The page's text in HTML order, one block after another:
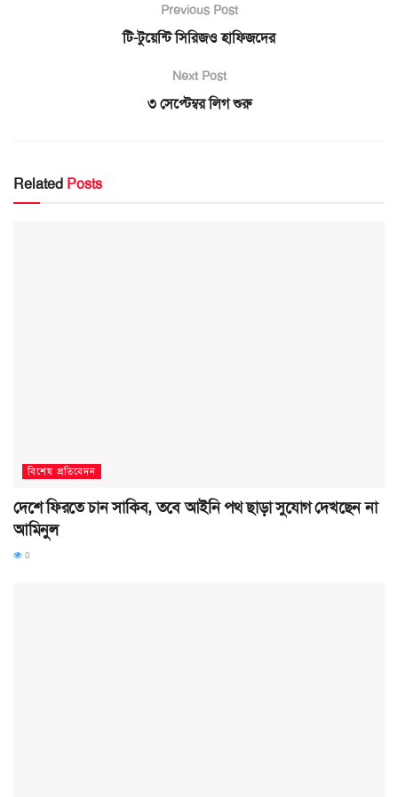
Previous Post
টি-টুয়েন্টি সিরিজও হাফিজদের
Next Post
৩ সেপ্টেম্বর লিগ শুরু
Related Posts
বিশেষ প্রতিবেদন
দেশে ফিরতে চান সাকিব, তবে আইনি পথ ছাড়া সুযোগ দেখছেন না
আমিনুল
0